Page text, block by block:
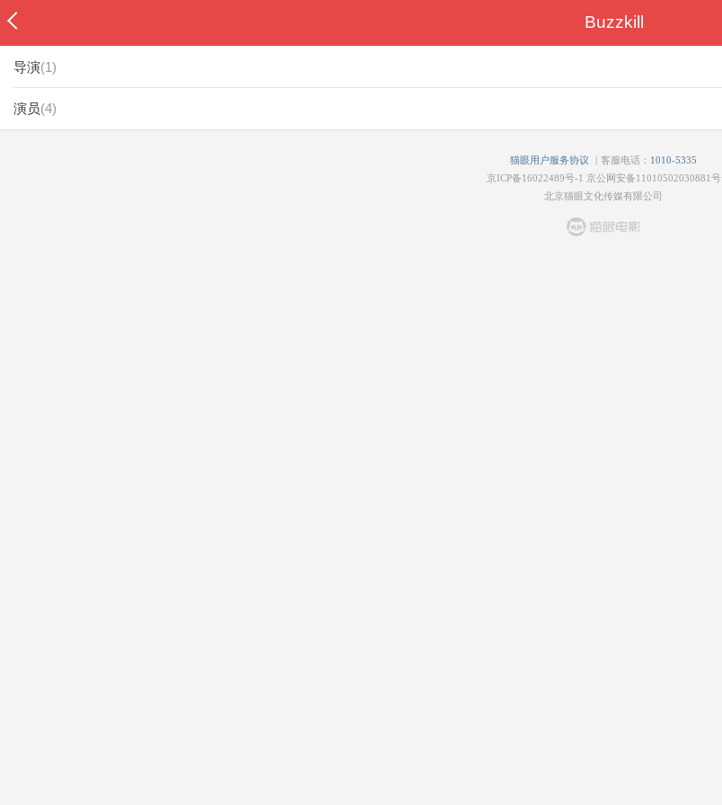
Buzzkill
导演(1)
演员(4)
猫眼用户服务协议 | 客服电话： 1010-5335
京ICP备16022489号-1 京公网安备11010502030881号
北京猫眼文化传媒有限公司